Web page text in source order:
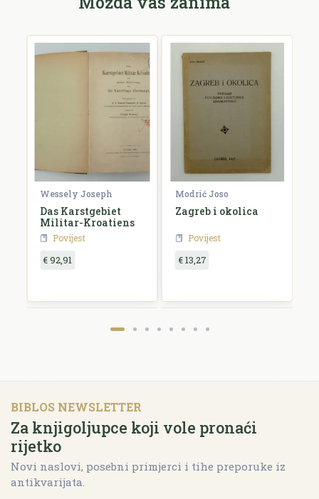
Wessely Joseph
Das Karstgebiet
Militar-Kroatiens
Povijest
€ 92,91
Modrić Joso
Zagreb i okolica
Povijest
€ 13,27
BIBLOS NEWSLETTER
Za knjigoljupce koji vole pronaći
rijetko
Novi naslovi, posebni primjerci i tihe preporuke iz
antikvarijata.